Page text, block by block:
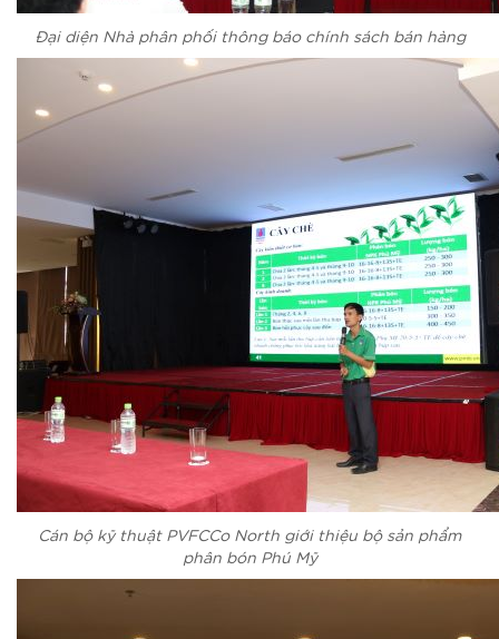
Đại diện Nhà phân phối thông báo chính sách bán hàng
Cán bộ kỹ thuật PVFCCo North giới thiệu bộ sản phẩm
phân bón Phú Mỹ